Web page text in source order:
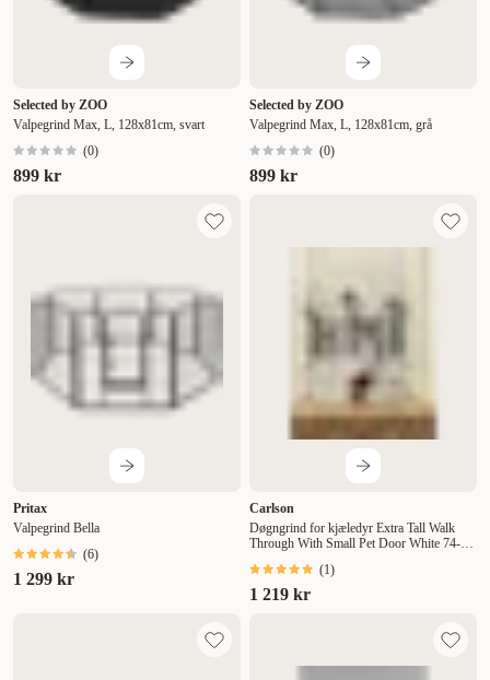
Selected by ZOO
Valpegrind Max, L, 128x81cm, svart
(0)
899 kr
Selected by ZOO
Valpegrind Max, L, 128x81cm, grå
(0)
899 kr
Pritax
Valpegrind Bella
(6)
1 299 kr
Carlson
Døgngrind for kjæledyr Extra Tall Walk
Through With Small Pet Door White 74-99
(1)
1 219 kr